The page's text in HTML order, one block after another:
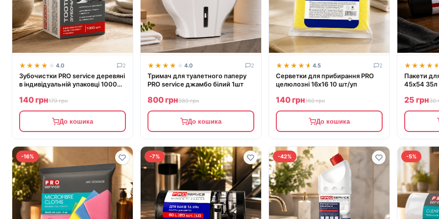
★★★★★
★★★★★ 4.0 2
Зубочистки PRO service деревяні
в індивідуальній упаковці 1000
140 грн170 грн
До кошика
★★★★★
★★★★★ 4.0 2
Тримач для туалетного паперу
PRO service джамбо білий 1шт
800 грн980 грн
До кошика
★★★★★
★★★★★ 4.5 2
Серветки для прибирання PRO
целюлозні 16х16 10 шт/уп
140 грн160 грн
До кошика
★★★★★
★★★★★
Пакети
45х54 35л
25 грн30
-16% -7% -42% -5%